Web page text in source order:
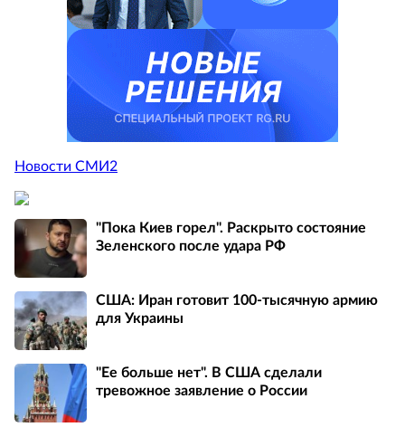
Новости СМИ2
"Пока Киев горел". Раскрыто состояние
Зеленского после удара РФ
США: Иран готовит 100-тысячную армию
для Украины
"Ее больше нет". В США сделали
тревожное заявление о России